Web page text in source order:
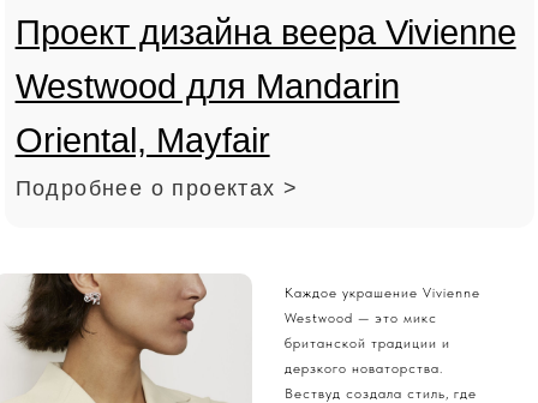
Каждое украшение Vivienne
Westwood — это микс
британской традиции и
дерзкого новаторства.
Вествуд создала стиль, где